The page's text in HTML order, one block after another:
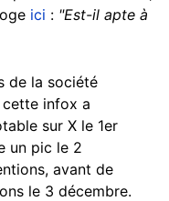
ici : "Est-il apte à
de la société
infox a
sur X le 1er
un pic le 2
avant de
le 3 décembre.